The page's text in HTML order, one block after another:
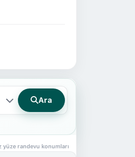
Ara
yüze randevu konumları